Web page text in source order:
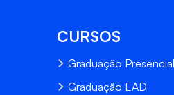
CURSOS
Graduação Presencial
Graduação EAD